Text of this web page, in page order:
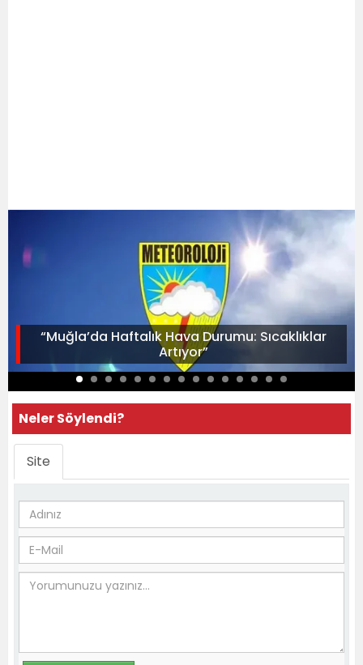
“Muğla’da Haftalık Hava Durumu: Sıcaklıklar
Artıyor”
Neler Söylendi?
Site